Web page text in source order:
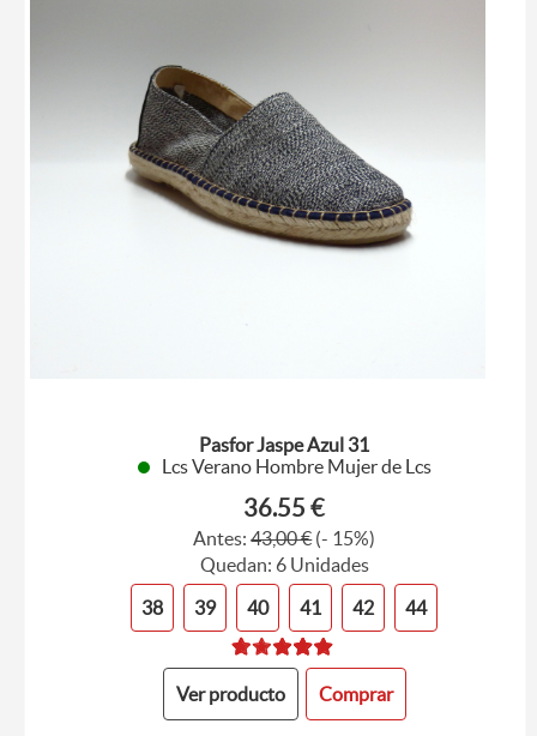
Pasfor Jaspe Azul 31
Lcs Verano Hombre Mujer de Lcs
36.55 €
Antes:43,00 €(- 15%)
Quedan: 6 Unidades
38
39 40 41 42 44
Ver producto Comprar